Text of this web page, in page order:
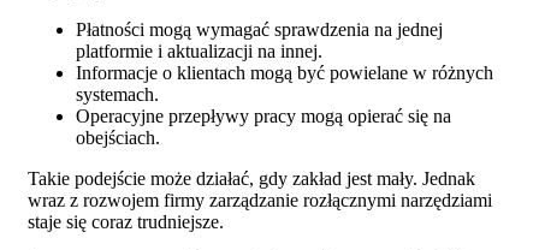
Płatności mogą wymagać sprawdzenia na jednej
platformie i aktualizacji na innej.
Informacje o klientach mogą być powielane w różnych
systemach.
Operacyjne przepływy pracy mogą opierać się na
obejściach.
Takie podejście może działać, gdy zakład jest mały. Jednak
wraz z rozwojem firmy zarządzanie rozłącznymi narzędziami
staje się coraz trudniejsze.